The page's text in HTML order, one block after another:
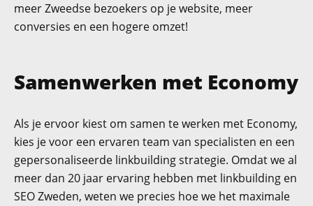
meer Zweedse bezoekers op je website, meer
conversies en een hogere omzet!
Samenwerken met Economy
Als je ervoor kiest om samen te werken met Economy,
kies je voor een ervaren team van specialisten en een
gepersonaliseerde linkbuilding strategie. Omdat we al
meer dan 20 jaar ervaring hebben met linkbuilding en
SEO Zweden, weten we precies hoe we het maximale